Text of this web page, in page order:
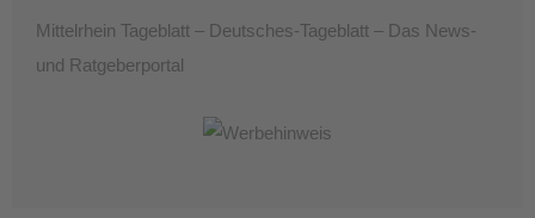
Mittelrhein Tageblatt – Deutsches-Tageblatt – Das News-
und Ratgeberportal